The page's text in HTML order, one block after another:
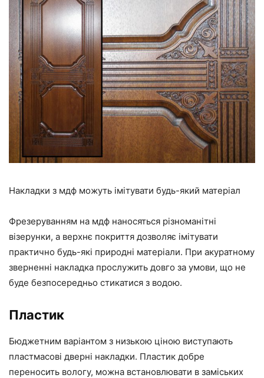
Накладки з мдф можуть імітувати будь-який матеріал
Фрезеруванням на мдф наносяться різноманітні
візерунки, а верхнє покриття дозволяє імітувати
практично будь-які природні матеріали. При акуратному
зверненні накладка прослужить довго за умови, що не
буде безпосередньо стикатися з водою.
Пластик
Бюджетним варіантом з низькою ціною виступають
пластмасові дверні накладки. Пластик добре
переносить вологу, можна встановлювати в заміських